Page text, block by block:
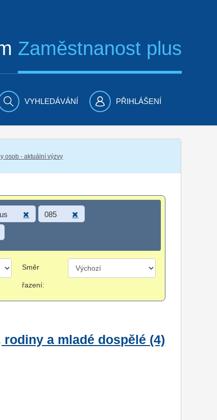
Zaměstnanost plus
VYHLEDÁVÁNÍ PŘIHLÁŠENÍ
osob - aktuální výzvy
085
Směr
řazení:
a mladé dospělé (4)